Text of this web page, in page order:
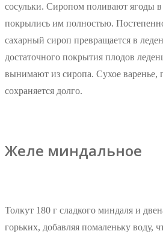
сосульки. Сиропом поливают ягоды
покрылись им полностью.
сахарный сироп превращается в
достаточного покрытия плодов
вынимают из сиропа. Сухое варенье,
сохраняется долго.
Желе миндальное
Толкут 180 г сладкого миндаля и
горьких, добавляя помаленьку воду,